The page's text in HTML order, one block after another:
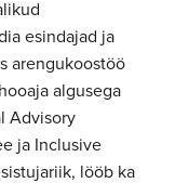
esindajad ja
arengukoostöö
algusega
Advisory
ja Inclusive
lööb ka